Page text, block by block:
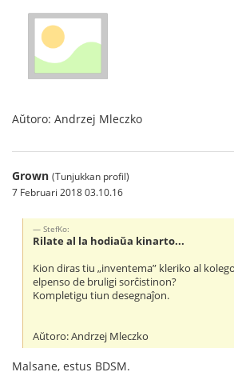
Aŭtoro: Andrzej Mleczko
Grown (Tunjukkan profil)
7 Februari 2018 03.10.16
StefKo:
Rilate al la hodiaŭa kinarto...
Kion diras tiu „inventema” kleriko al
elpenso de bruligi sorĉistinon?
Kompletigu tiun desegnaĵon.
Aŭtoro: Andrzej Mleczko
Malsane, estus BDSM.